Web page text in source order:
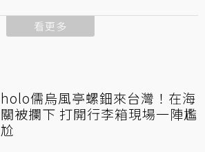
看更多
holo儒烏風亭螺鈿來台灣！在海
關被攔下 打開行李箱現場一陣尷
尬